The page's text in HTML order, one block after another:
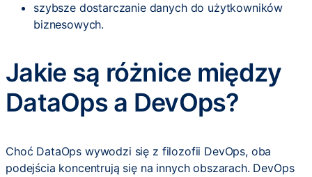
szybsze dostarczanie danych do użytkowników
biznesowych.
Jakie są różnice między
DataOps a DevOps?
Choć DataOps wywodzi się z filozofii DevOps, oba
podejścia koncentrują się na innych obszarach. DevOps